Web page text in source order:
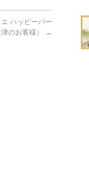
ハッピーバー
のお客様）
→